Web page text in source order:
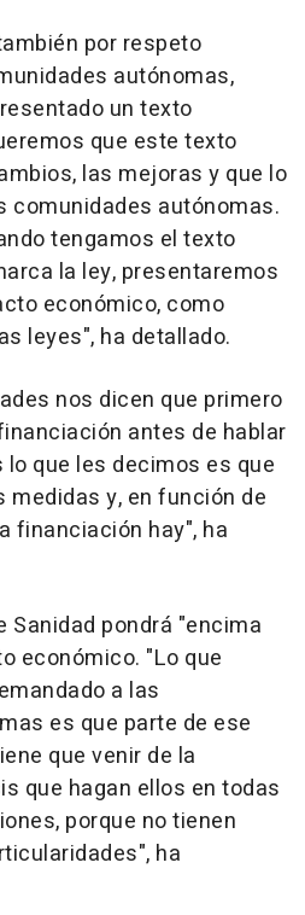
por respeto
autónomas,
un texto
que este texto
las mejoras y que lo
comunidades autónomas.
tengamos el texto
la ley, presentaremos
económico, como
leyes", ha detallado.
nos dicen que primero
antes de hablar
que les decimos es que
medidas y, en función de
financiación hay", ha
Sanidad pondrá "encima
económico. "Lo que
a las
es que parte de ese
que venir de la
que hagan ellos en todas
porque no tienen
ha